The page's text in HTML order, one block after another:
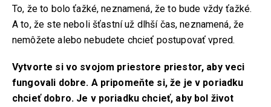
To, že to bolo ťažké, neznamená, že to bude vždy ťažké.
A to, že ste neboli šťastní už dlhší čas, neznamená, že
nemôžete alebo nebudete chcieť postupovať vpred.
Vytvorte si vo svojom priestore priestor, aby veci
fungovali dobre. A pripomeňte si, že je v poriadku
chcieť dobro. Je v poriadku chcieť, aby bol život